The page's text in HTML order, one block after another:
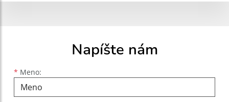
Napíšte nám
* Meno:
Meno
Priezvisko
E-mailová adresa